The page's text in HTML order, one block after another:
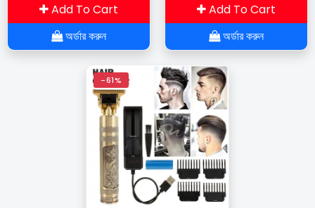
Add To Cart
অর্ডার করুন
Add To Cart
অর্ডার করুন
-61%